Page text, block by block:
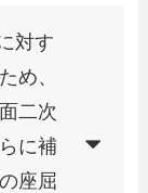
対す
め、
二次
に補
座屈